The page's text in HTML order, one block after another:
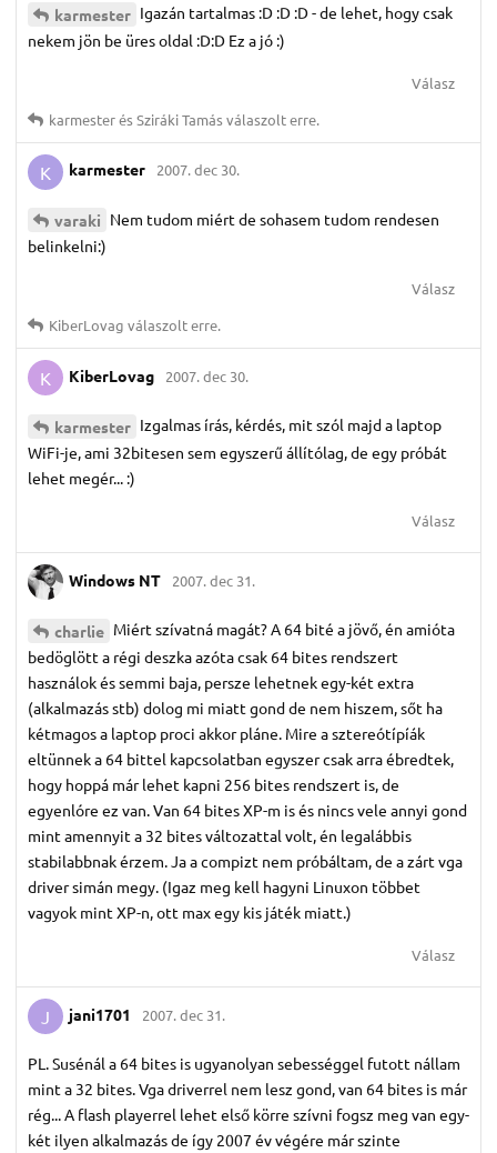
karmester Igazán tartalmas :D :D :D - de lehet, hogy csak
nekem jön be üres oldal :D:D Ez a jó :)
Válasz
karmesterésSziráki Tamásválaszolt erre.
K karmester 2007. dec 30.
varaki Nem tudom miért de sohasem tudom rendesen
belinkelni:)
Válasz
KiberLovag válaszolt erre.
K KiberLovag 2007. dec 30.
karmester Izgalmas írás, kérdés, mit szól majd a laptop
WiFi-je, ami 32bitesen sem egyszerű állítólag, de egy próbát
lehet megér... :)
Válasz
Windows NT 2007. dec 31.
charlie Miért szívatná magát? A 64 bité a jövő, én amióta
bedöglött a régi deszka azóta csak 64 bites rendszert
használok és semmi baja, persze lehetnek egy-két extra
(alkalmazás stb) dolog mi miatt gond de nem hiszem, sőt ha
kétmagos a laptop proci akkor pláne. Mire a sztereótípíák
eltünnek a 64 bittel kapcsolatban egyszer csak arra ébredtek,
hogy hoppá már lehet kapni 256 bites rendszert is, de
egyenlóre ez van. Van 64 bites XP-m is és nincs vele annyi gond
mint amennyit a 32 bites változattal volt, én legalábbis
stabilabbnak érzem. Ja a compizt nem próbáltam, de a zárt vga
driver simán megy. (Igaz meg kell hagyni Linuxon többet
vagyok mint XP-n, ott max egy kis játék miatt.)
Válasz
J jani1701 2007. dec 31.
PL. Susénál a 64 bites is ugyanolyan sebességgel futott nállam
mint a 32 bites. Vga driverrel nem lesz gond, van 64 bites is már
rég... A flash playerrel lehet első körre szívni fogsz meg van egy-
két ilyen alkalmazás de így 2007 év végére már szinte